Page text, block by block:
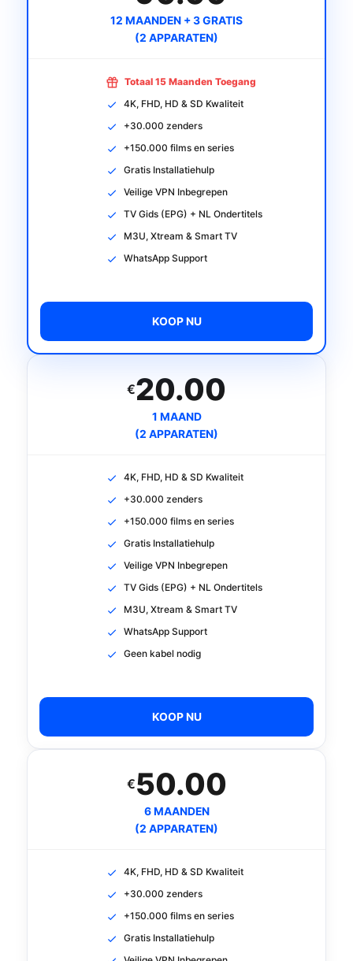
12 MAANDEN + 3 GRATIS
(2 APPARATEN)
Totaal 15 Maanden Toegang
4K, FHD, HD & SD Kwaliteit
+30.000 zenders
+150.000 films en series
Gratis Installatiehulp
Veilige VPN Inbegrepen
TV Gids (EPG) + NL Ondertitels
M3U, Xtream & Smart TV
WhatsApp Support
KOOP NU
€20.00
1 MAAND
(2 APPARATEN)
4K, FHD, HD & SD Kwaliteit
+30.000 zenders
+150.000 films en series
Gratis Installatiehulp
Veilige VPN Inbegrepen
TV Gids (EPG) + NL Ondertitels
M3U, Xtream & Smart TV
WhatsApp Support
Geen kabel nodig
KOOP NU
€50.00
6 MAANDEN
(2 APPARATEN)
4K, FHD, HD & SD Kwaliteit
+30.000 zenders
+150.000 films en series
Gratis Installatiehulp